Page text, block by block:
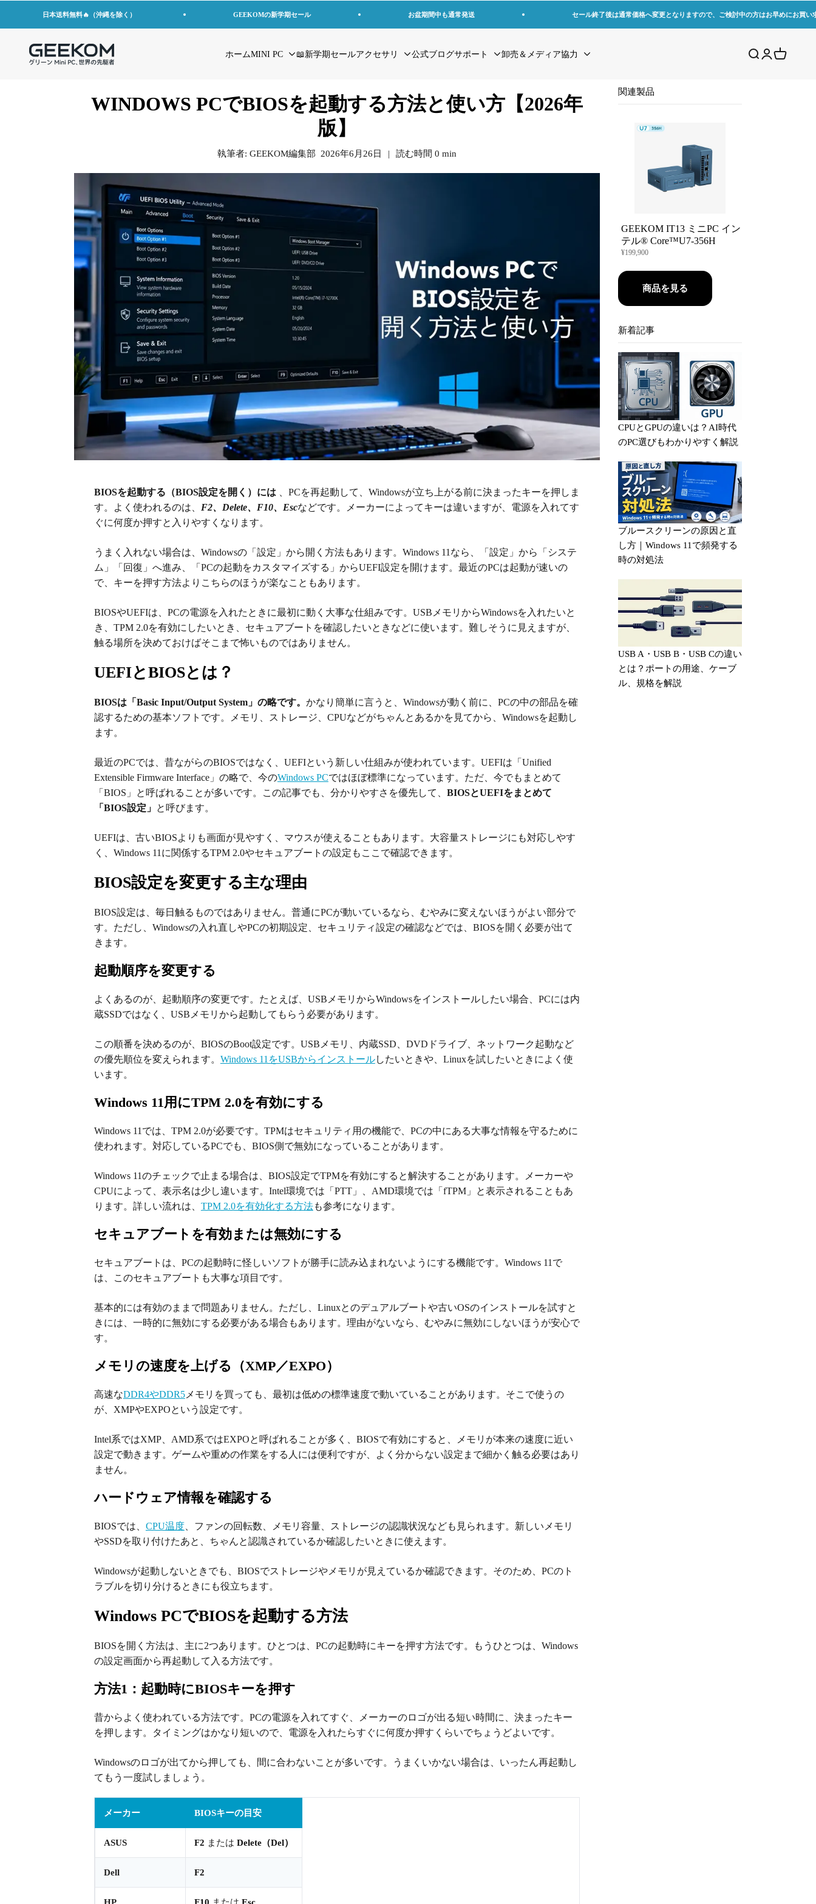
日本送料無料🔥（沖縄を除く） GEEKOMの新学期セール お盆期間中も通常発送 セール終了後は通常価格へ変更となりますので、ご検討中の方はお早めにお買い
ホームMINI PC 📖新学期セールアクセサリ 公式ブログサポート 卸売＆メディア協力
GEEKOM JP 検索を開く
アカウント
カートを
WINDOWS PCでBIOSを起動する方法と使い方【2026年
版】
執筆者:GEEKOM編集部 2026年6月26日 | 読む時間 0 min
BIOSを起動する（BIOS設定を開く）には 、PCを再起動して、Windowsが立ち上がる前に決まったキーを押しま
す。よく使われるのは、 F2、Delete、F10、Escなどです。メーカーによってキーは違いますが、電源を入れてす
ぐに何度か押すと入りやすくなります。
うまく入れない場合は、Windowsの「設定」から開く方法もあります。Windows 11なら、「設定」から「システ
ム」「回復」へ進み、「PCの起動をカスタマイズする」からUEFI設定を開けます。最近のPCは起動が速いの
で、キーを押す方法よりこちらのほうが楽なこともあります。
BIOSやUEFIは、PCの電源を入れたときに最初に動く大事な仕組みです。USBメモリからWindowsを入れたいと
き、 TPM 2.0を有効にしたいとき、セキュアブートを確認したいときなどに使います。難しそうに見えますが、
触る場所を決めておけばそこまで怖いものではありません。
UEFIとBIOSとは？
BIOSは「Basic Input/Output System」の略です。 かなり簡単に言うと、Windowsが動く前に、PCの中の部品を確
認するための基本ソフトです。メモリ、ストレージ、CPUなどがちゃんとあるかを見てから、Windowsを起動し
ます。
最近のPCでは、昔ながらのBIOSではなく、UEFIという新しい仕組みが使われています。UEFIは「Unified
Extensible Firmware Interface」の略で、今のWindows PCではほぼ標準になっています。ただ、今でもまとめて
「BIOS」と呼ばれることが多いです。この記事でも、分かりやすさを優先して、 BIOSとUEFIをまとめて
「BIOS設定」 と呼びます。
UEFIは、古いBIOSよりも画面が見やすく、マウスが使えることもあります。大容量ストレージにも対応しやす
く、Windows 11に関係するTPM 2.0やセキュアブートの設定もここで確認できます。
BIOS設定を変更する主な理由
BIOS設定は、毎日触るものではありません。普通にPCが動いているなら、むやみに変えないほうがよい部分で
す。ただし、Windowsの入れ直しやPCの初期設定、セキュリティ設定の確認などでは、BIOSを開く必要が出て
きます。
起動順序を変更する
よくあるのが、起動順序の変更です。たとえば、USBメモリからWindowsをインストールしたい場合、PCには内
蔵SSDではなく、USBメモリから起動してもらう必要があります。
この順番を決めるのが、BIOSのBoot設定です。USBメモリ、内蔵SSD、DVDドライブ、ネットワーク起動など
の優先順位を変えられます。 Windows 11をUSBからインストールしたいときや、Linuxを試したいときによく使
います。
Windows 11用にTPM 2.0を有効にする
Windows 11では、TPM 2.0が必要です。TPMはセキュリティ用の機能で、PCの中にある大事な情報を守るために
使われます。対応しているPCでも、BIOS側で無効になっていることがあります。
Windows 11のチェックで止まる場合は、BIOS設定でTPMを有効にすると解決することがあります。メーカーや
CPUによって、表示名は少し違います。Intel環境では「PTT」、AMD環境では「fTPM」と表示されることもあ
ります。詳しい流れは、 TPM 2.0を有効化する方法も参考になります。
セキュアブートを有効または無効にする
セキュアブートは、PCの起動時に怪しいソフトが勝手に読み込まれないようにする機能です。Windows 11で
は、このセキュアブートも大事な項目です。
基本的には有効のままで問題ありません。ただし、Linuxとのデュアルブートや古いOSのインストールを試すと
きには、一時的に無効にする必要がある場合もあります。理由がないなら、むやみに無効にしないほうが安心で
す。
メモリの速度を上げる（XMP／EXPO）
高速なDDR4やDDR5メモリを買っても、最初は低めの標準速度で動いていることがあります。そこで使うの
が、XMPやEXPOという設定です。
Intel系ではXMP、AMD系ではEXPOと呼ばれることが多く、BIOSで有効にすると、メモリが本来の速度に近い
設定で動きます。ゲームや重めの作業をする人には便利ですが、よく分からない設定まで細かく触る必要はあり
ません。
ハードウェア情報を確認する
BIOSでは、 CPU温度、ファンの回転数、メモリ容量、ストレージの認識状況なども見られます。新しいメモリ
やSSDを取り付けたあと、ちゃんと認識されているか確認したいときに使えます。
Windowsが起動しないときでも、BIOSでストレージやメモリが見えているか確認できます。そのため、PCのト
ラブルを切り分けるときにも役立ちます。
Windows PCでBIOSを起動する方法
BIOSを開く方法は、主に2つあります。ひとつは、PCの起動時にキーを押す方法です。もうひとつは、Windows
の設定画面から再起動して入る方法です。
方法1：起動時にBIOSキーを押す
昔からよく使われている方法です。PCの電源を入れてすぐ、メーカーのロゴが出る短い時間に、決まったキー
を押します。タイミングはかなり短いので、電源を入れたらすぐに何度か押すくらいでちょうどよいです。
Windowsのロゴが出てから押しても、間に合わないことが多いです。うまくいかない場合は、いったん再起動し
てもう一度試しましょう。
メーカー BIOSキーの目安
ASUS F2 または Delete（Del）
Dell F2
関連製品
GEEKOM IT13 ミニPC イン
テル® Core™U7-356H
¥199,900
商品を見る
新着記事
CPUとGPUの違いは？AI時代
のPC選びもわかりやすく解説
ブルースクリーンの原因と直
し方｜Windows 11で頻発する
時の対処法
USB A・USB B・USB Cの違い
とは？ポートの用途、ケーブ
ル、規格を解説